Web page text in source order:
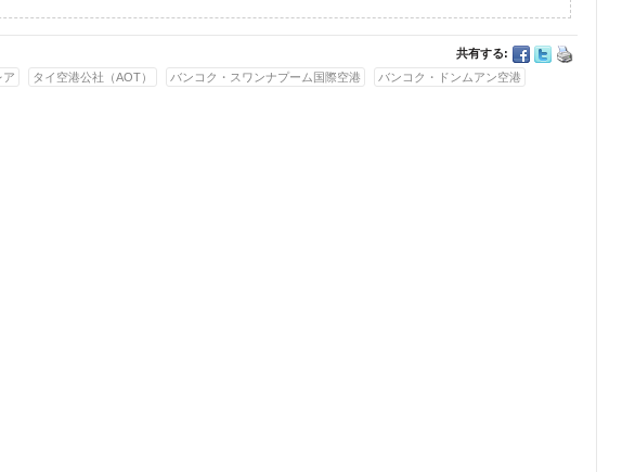
共有する:
ア タイ空港公社（AOT） バンコク・スワンナプーム国際空港 バンコク・ドンムアン空港